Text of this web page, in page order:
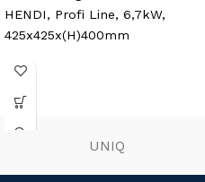
HENDI, Profi Line, 6,7kW,
425x425x(H)400mm
UNIQ